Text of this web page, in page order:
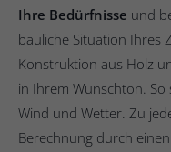
Ihre Bedürfnisse und
bauliche Situation Ihres
Konstruktion aus Holz
in Ihrem Wunschton.
Wind und Wetter. Zu
Berechnung durch